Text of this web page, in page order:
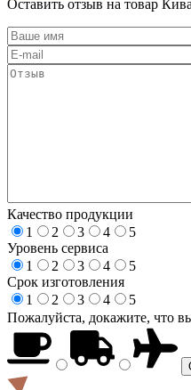
Оставить отзыв на товар
Качество продукции
1
2 3 4
5
Уровень сервиса
1
2 3 4
5
Срок изготовления
1
2 3 4
5
Пожалуйста, докажите, что